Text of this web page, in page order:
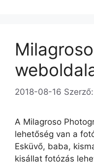
2018-08-16 Szerző:
A Milagroso
lehetőség van a
Esküvő, baba,
kisállat fotózás